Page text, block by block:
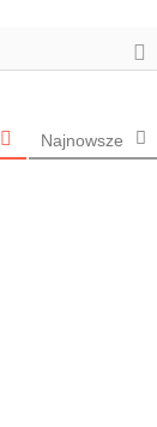
Najnowsze